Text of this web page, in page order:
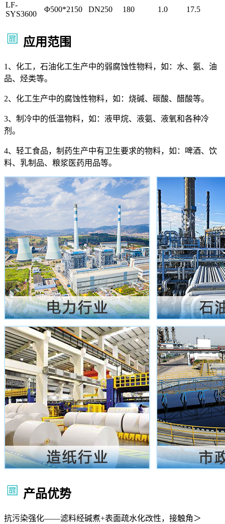
LF-
SYS3600
Φ500*2150 DN250 180 1.0 17.5
应用范围
1、化工，石油化工生产中的弱腐蚀性物料，如：水、氨、油
品、烃类等。
2、化工生产中的腐蚀性物料，如：烧碱、碳酸、醋酸等。
3、制冷中的低温物料，如：液甲烷、液氨、液氧和各种冷
剂。
4、轻工食品，制药生产中有卫生要求的物料，如：啤酒、饮
料、乳制品、粮浆医药用品等。
产品优势
抗污染强化——滤料经碱煮+表面疏水化改性，接触角＞